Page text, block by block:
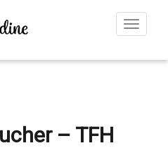
Toggle
– TFH